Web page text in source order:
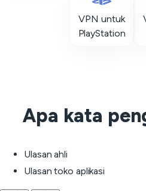
VPN untuk
PlayStation
Apa kata
Ulasan ahli
Ulasan toko aplikasi